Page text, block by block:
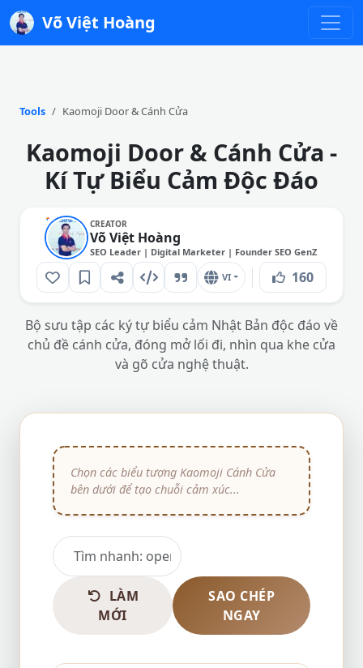
Võ Việt Hoàng
Tools Kaomoji Door & Cánh Cửa
Kaomoji Door & Cánh Cửa -
Kí Tự Biểu Cảm Độc Đáo
CREATOR
Võ Việt Hoàng
SEO Leader | Digital Marketer | Founder SEO GenZ
VI 160
Bộ sưu tập các ký tự biểu cảm Nhật Bản độc đáo về
chủ đề cánh cửa, đóng mở lối đi, nhìn qua khe cửa
và gõ cửa nghệ thuật.
LÀM
MỚI
SAO CHÉP
NGAY